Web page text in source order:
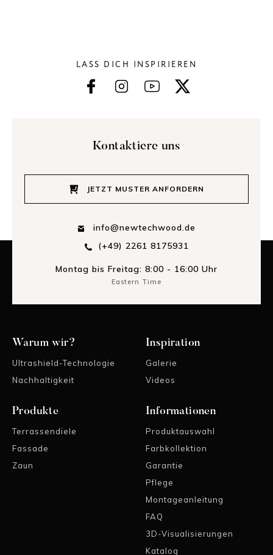
LASS DICH INSPIRIEREN
Kontaktiere uns
JETZT MUSTER ANFORDERN
info@newtechwood.de
(+49) 2261 8175931
Montag bis Freitag: 8:00 - 16:00 Uhr
Eastern Time
Warum wir?
Ultrashield-Technologie
Nachhaltigkeit
Inspiration
Galerie
Videos
Produkte
Terrassendiele
Fassade
Zaun
Informationen
Produktauswahl
Farbkollektion
Garantie
Pflege
Montageanleitung
FAQ
3D-Visualisierungen
Katalog